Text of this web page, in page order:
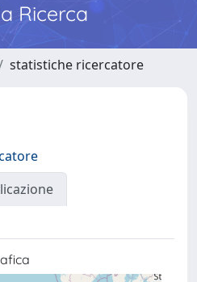
Ricerca
statistiche ricercatore